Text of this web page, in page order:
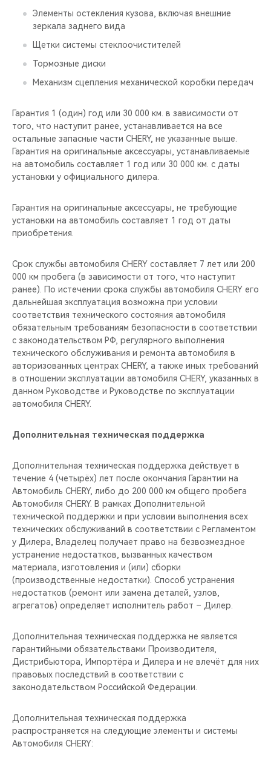
Элементы остекления кузова, включая внешние
зеркала заднего вида
Щетки системы стеклоочистителей
Тормозные диски
Механизм сцепления механической коробки передач
Гарантия 1 (один) год или 30 000 км. в зависимости от
того, что наступит ранее, устанавливается на все
остальные запасные части CHERY, не указанные выше.
Гарантия на оригинальные аксессуары, устанавливаемые
на автомобиль составляет 1 год или 30 000 км. с даты
установки у официального дилера.
Гарантия на оригинальные аксессуары, не требующие
установки на автомобиль составляет 1 год от даты
приобретения.
Срок службы автомобиля CHERY составляет 7 лет или 200
000 км пробега (в зависимости от того, что наступит
ранее). По истечении срока службы автомобиля CHERY его
дальнейшая эксплуатация возможна при условии
соответствия технического состояния автомобиля
обязательным требованиям безопасности в соответствии
с законодательством РФ, регулярного выполнения
технического обслуживания и ремонта автомобиля в
авторизованных центрах CHERY, а также иных требований
в отношении эксплуатации автомобиля CHERY, указанных в
данном Руководстве и Руководстве по эксплуатации
автомобиля CHERY.
Дополнительная техническая поддержка
Дополнительная техническая поддержка действует в
течение 4 (четырёх) лет после окончания Гарантии на
Автомобиль CHERY, либо до 200 000 км общего пробега
Автомобиля CHERY. В рамках Дополнительной
технической поддержки и при условии выполнения всех
технических обслуживаний в соответствии с Регламентом
у Дилера, Владелец получает право на безвозмездное
устранение недостатков, вызванных качеством
материала, изготовления и (или) сборки
(производственные недостатки). Способ устранения
недостатков (ремонт или замена деталей, узлов,
агрегатов) определяет исполнитель работ – Дилер.
Дополнительная техническая поддержка не является
гарантийными обязательствами Производителя,
Дистрибьютора, Импортёра и Дилера и не влечёт для них
правовых последствий в соответствии с
законодательством Российской Федерации.
Дополнительная техническая поддержка
распространяется на следующие элементы и системы
Автомобиля CHERY: